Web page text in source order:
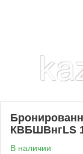
КВБШВнгLS
В наличии